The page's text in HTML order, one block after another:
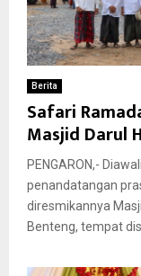
Berita
Safari
Masjid Darul
PENGARON,-
penandatangan
diresmikannya
Benteng, tempat